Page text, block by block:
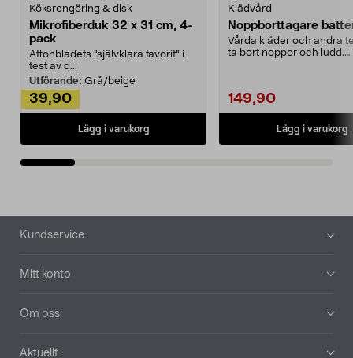
Köksrengöring & disk
Mikrofiberduk 32 x 31 cm, 4-
pack
Aftonbladets "självklara favorit” i
test av d...
Utförande: Grå/beige
39,90
Lägg i varukorg
Klädvård
Noppborttagare
Vårda kläder och andra
ta bort noppor och ludd.
149,90
Lägg i varukorg
Sidfot
Kundservice
Mitt konto
Om oss
Aktuellt